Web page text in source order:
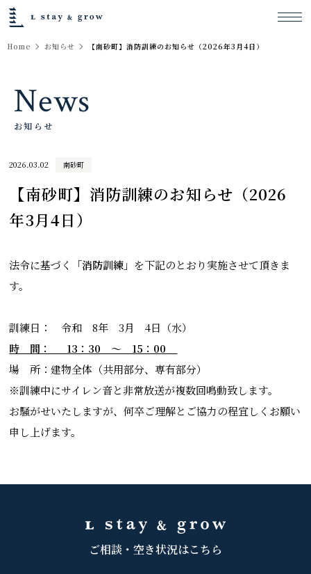
Home お知らせ 【南砂町】消防訓練のお知らせ（2026年3月4日）
News
お知らせ
2026.03.02 南砂町
【南砂町】消防訓練のお知らせ（2026
年3月4日）
法令に基づく 「消防訓練」 を下記のとおり実施させて頂きま
す。
訓練日： 令和 8年 3月 4日（水）
時 間： 13：30 ～ 15：00
場 所：建物全体（共用部分、専有部分）
※訓練中にサイレン音と非常放送が複数回鳴動致します。
お騒がせいたしますが、何卒ご理解とご協力の程宜しくお願い
申し上げます。
ご相談・空き状況はこちら